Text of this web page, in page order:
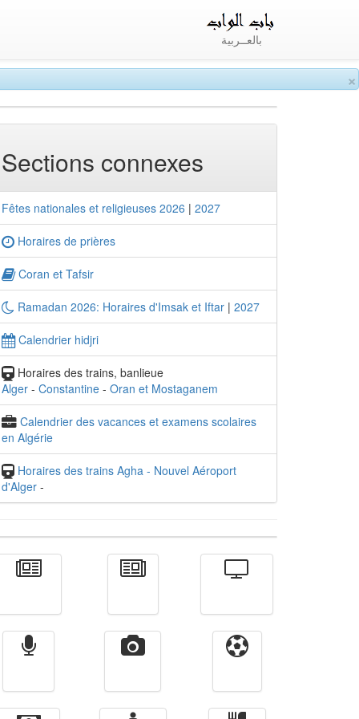
×
بالعــربية
Sections connexes
Fêtes nationales et religieuses 2026 | 2027
Horaires de prières
Coran et Tafsir
Ramadan 2026: Horaires d'Imsak et Iftar | 2027
Calendrier hidjri
Horaires des trains, banlieue
Alger - Constantine - Oran et Mostaganem
Calendrier des vacances et examens scolaires
en Algérie
Horaires des trains Agha - Nouvel Aéroport
d'Alger -